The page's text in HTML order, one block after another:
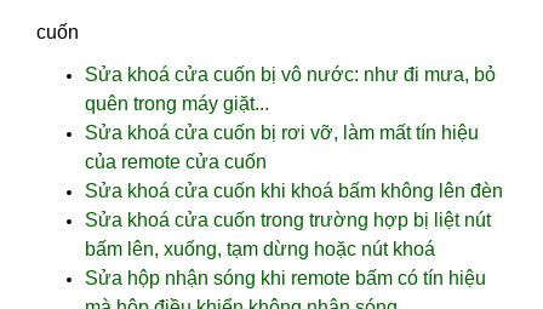
cuốn
Sửa khoá cửa cuốn bị vô nước: như đi mưa, bỏ
quên trong máy giặt...
Sửa khoá cửa cuốn bị rơi vỡ, làm mất tín hiệu
của remote cửa cuốn
Sửa khoá cửa cuốn khi khoá bấm không lên đèn
Sửa khoá cửa cuốn trong trường hợp bị liệt nút
bấm lên, xuống, tạm dừng hoặc nút khoá
Sửa hộp nhận sóng khi remote bấm có tín hiệu